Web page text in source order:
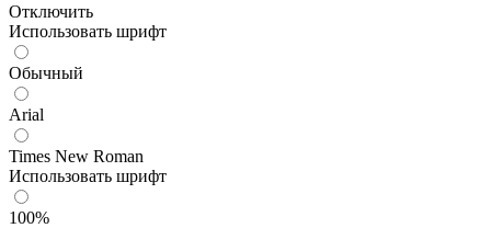
Отключить
Использовать шрифт
Обычный
Arial
Times New Roman
Использовать шрифт
100%